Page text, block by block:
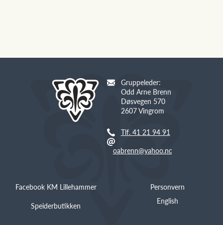
Gruppeleder:
Odd Arne Brenn
Døsvegen 570
2607 Vingrom
Tlf. 41 21 94 91
oabrenn@yahoo.no
Facebook KM Lillehammer
Speiderbutikken
Personvern
English